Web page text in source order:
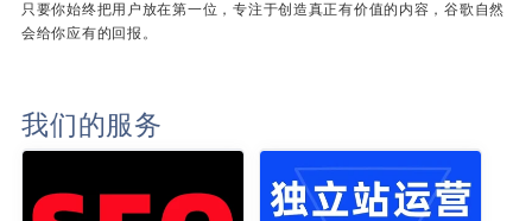
只要你始终把用户放在第一位，专注于创造真正有价值的内容，谷歌自然
会给你应有的回报。
我们的服务